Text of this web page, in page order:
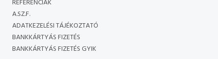
REFERENCIÁK
A.SZ.F.
ADATKEZELÉSI TÁJÉKOZTATÓ
BANKKÁRTYÁS FIZETÉS
BANKKÁRTYÁS FIZETÉS GYIK